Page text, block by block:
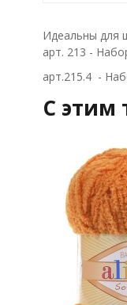
Идеальны для
арт. 213 -
арт.215.4 -
C этим